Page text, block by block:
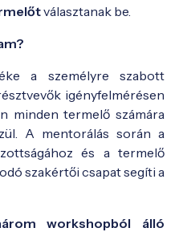
választanak be.
a személyre szabott
igényfelmérésen
minden termelő számára
A mentorálás során a
és a termelő
szakértői csapat segíti a
workshopból álló